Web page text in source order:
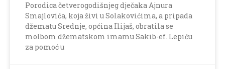
Porodica četverogodišnjeg dječaka Ajnura
Smajlovića, koja živi u Solakovićima, a pripada
džematu Srednje, općina Ilijaš, obratila se
molbom džematskom imamu Sakib-ef. Lepiću
za pomoć u